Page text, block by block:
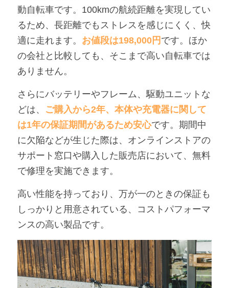
動自転車です。100kmの航続距離を実現してい
るため、長距離でもストレスを感じにくく、快
適に走れます。 お値段は198,000円 です。ほか
の会社と比較しても、そこまで高い自転車では
ありません。
さらにバッテリーやフレーム、駆動ユニットな
どは、 ご購入から2年、本体や充電器に関して
は1年の保証期間があるため安心です。期間中
に欠陥などが生じた際は、オンラインストアの
サポート窓口や購入した販売店において、無料
で修理を実施できます。
高い性能を持っており、万が一のときの保証も
しっかりと用意されている、コストパフォーマ
ンスの高い製品です。